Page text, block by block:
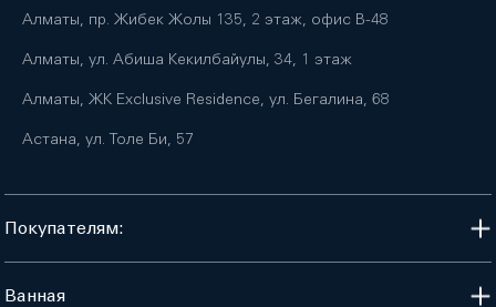
Алматы, пр. Жибек Жолы 135, 2 этаж, офис B-48
Алматы, ул. Абиша Кекилбайулы, 34, 1 этаж
Алматы, ЖК Exclusive Residence, ул. Бегалина, 68
Астана, ул. Толе Би, 57
Покупателям:
Ванная